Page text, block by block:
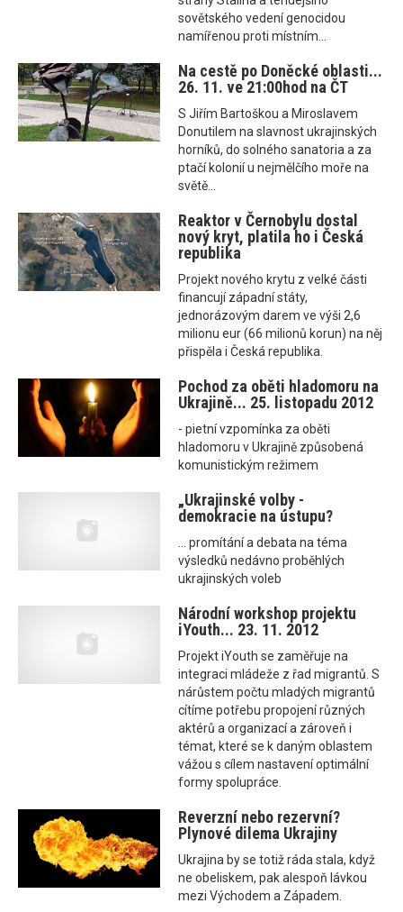
sovětského vedení genocidou
namířenou proti místním...
Na cestě po Doněcké oblasti...
26. 11. ve 21:00hod na ČT
S Jiřím Bartoškou a Miroslavem
Donutilem na slavnost ukrajinských
horníků, do solného sanatoria a za
ptačí kolonií u nejmělčího moře na
světě...
Reaktor v Černobylu dostal
nový kryt, platila ho i Česká
republika
Projekt nového krytu z velké části
financují západní státy,
jednorázovým darem ve výši 2,6
milionu eur (66 milionů korun) na něj
přispěla i Česká republika.
Pochod za oběti hladomoru na
Ukrajině... 25. listopadu 2012
- pietní vzpomínka za oběti
hladomoru v Ukrajině způsobená
komunistickým režimem
„Ukrajinské volby -
demokracie na ústupu?
... promítání a debata na téma
výsledků nedávno proběhlých
ukrajinských voleb
Národní workshop projektu
iYouth... 23. 11. 2012
Projekt iYouth se zaměřuje na
integraci mládeže z řad migrantů. S
nárůstem počtu mladých migrantů
cítíme potřebu propojení různých
aktérů a organizací a zároveň i
témat, které se k daným oblastem
vážou s cílem nastavení optimální
formy spolupráce.
Reverzní nebo rezervní?
Plynové dilema Ukrajiny
Ukrajina by se totiž ráda stala, když
ne obeliskem, pak alespoň lávkou
mezi Východem a Západem.